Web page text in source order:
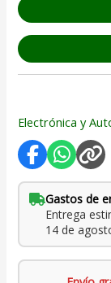
Electrónica y
Gastos de
Entrega
14 de